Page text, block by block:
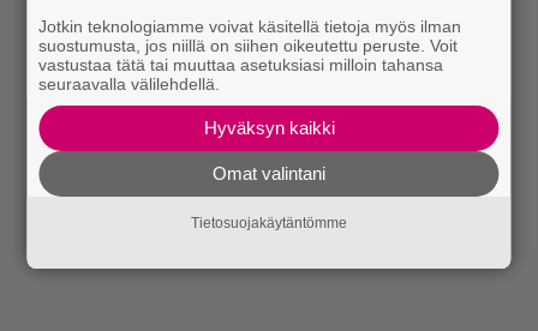
Jotkin teknologiamme voivat käsitellä tietoja myös ilman
suostumusta, jos niillä on siihen oikeutettu peruste. Voit
vastustaa tätä tai muuttaa asetuksiasi milloin tahansa
seuraavalla välilehdellä.
Hyväksyn kaikki
Omat valintani
Tietosuojakäytäntömme